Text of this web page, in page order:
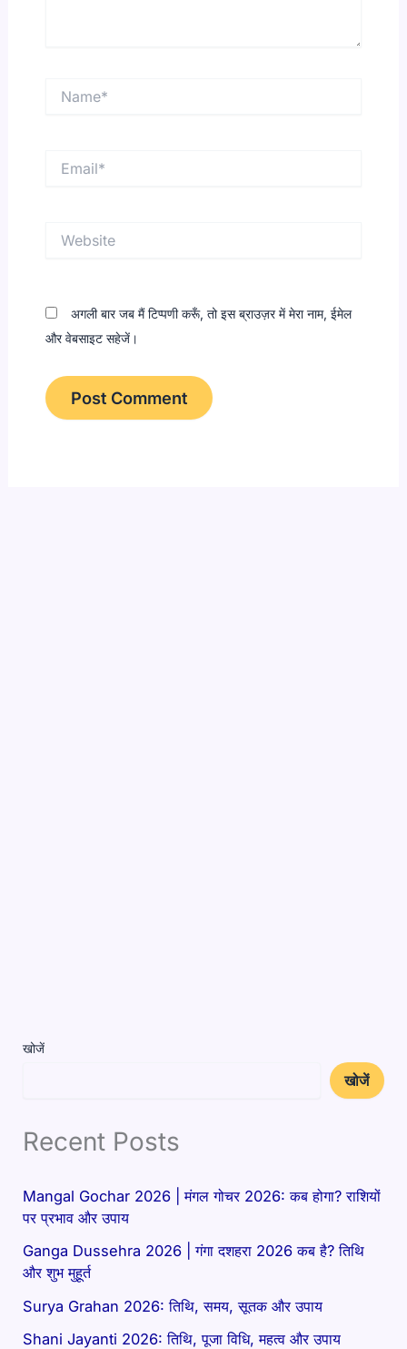
अगली बार जब मैं टिप्पणी करूँ, तो इस ब्राउज़र में मेरा नाम, ईमेल
और वेबसाइट सहेजें।
खोजें
खोजें
Recent Posts
Mangal Gochar 2026 | मंगल गोचर 2026: कब होगा? राशियों
पर प्रभाव और उपाय
Ganga Dussehra 2026 | गंगा दशहरा 2026 कब है? तिथि
और शुभ मुहूर्त
Surya Grahan 2026: तिथि, समय, सूतक और उपाय
Shani Jayanti 2026: तिथि, पूजा विधि, महत्व और उपाय